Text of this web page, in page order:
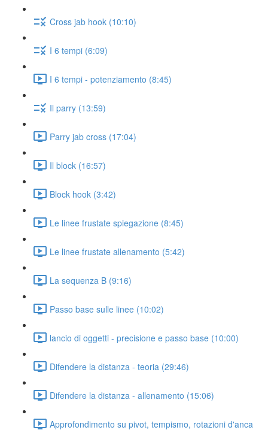
Cross jab hook (10:10)
I 6 tempi (6:09)
I 6 tempi - potenziamento (8:45)
Il parry (13:59)
Parry jab cross (17:04)
Il block (16:57)
Block hook (3:42)
Le linee frustate spiegazione (8:45)
Le linee frustate allenamento (5:42)
La sequenza B (9:16)
Passo base sulle linee (10:02)
lancio di oggetti - precisione e passo base (10:00)
Difendere la distanza - teoria (29:46)
Difendere la distanza - allenamento (15:06)
Approfondimento su pivot, tempismo, rotazioni d'anca